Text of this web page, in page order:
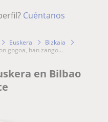
Cuéntanos
Euskera
Bizkaia
gogoa, han zango...
en Bilbao